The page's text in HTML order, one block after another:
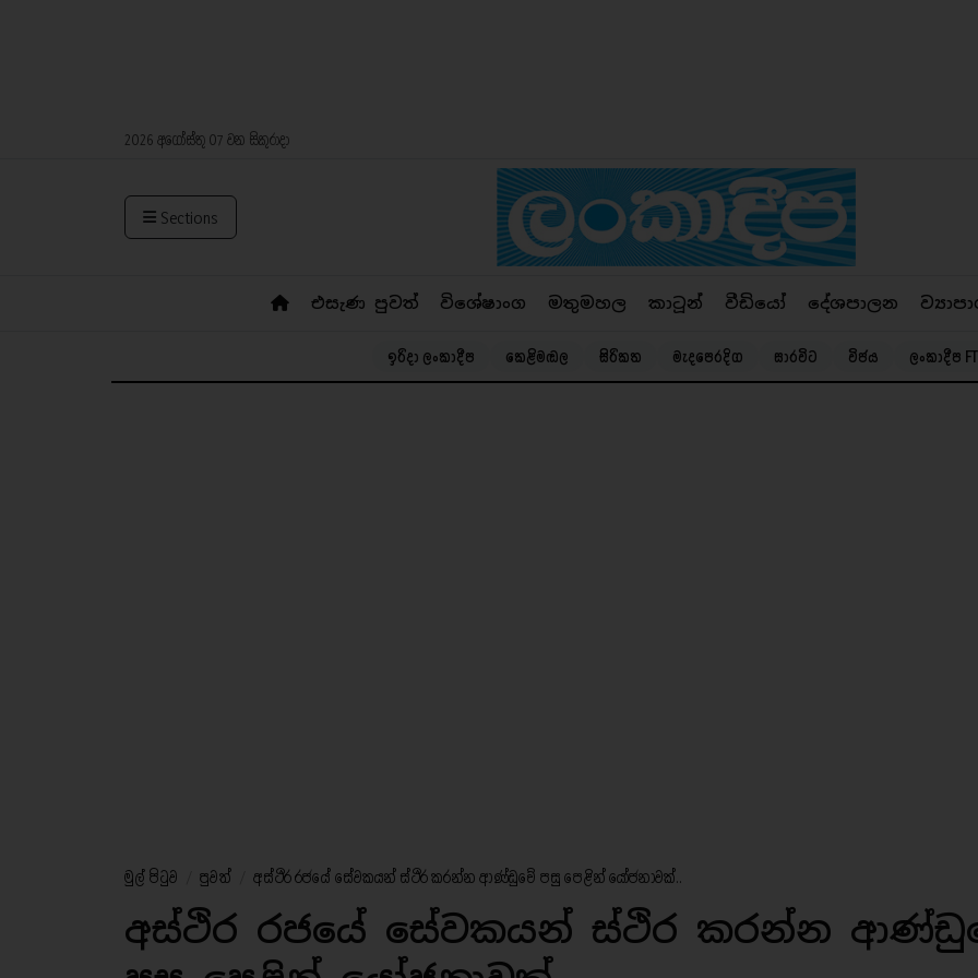
2026 අගෝස්තු 07 වන සිකුරාදා
Sections
එසැණ පුවත් විශේෂාංග මතුමහල කාටූන් වීඩියෝ දේශපාලන
ඉරිදා ලංකාදීප කෙළිමඬල සිරිකත මැදපෙරදිග සාරවිට විජය ලංකාදීප FT
මුල් පිටුව පුවත් අස්ථිර රජයේ සේවකයන් ස්ථිර කරන්න ආණ්ඩුවේ පසු පෙළින් යෝජනාවක්..
අස්ථිර රජයේ සේවකයන් ස්ථිර කරන්න